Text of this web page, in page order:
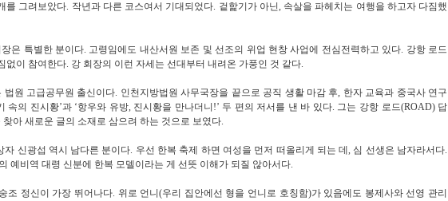
를 그려보았다. 작년과 다른 코스여서 기대되었다. 겉핥기가 아닌, 속살을 파헤치는 여행을 하고자 다짐했
은 특별한 분이다. 고령임에도 내산서원 보존 및 선조의 위업 현창 사업에 전심전력하고 있다. 강항 로드
없이 참여한다. 강 회장의 이런 자세는 선대부터 내려온 가풍인 것 같다.
법원 고급공무원 출신이다. 인천지방법원 사무국장을 끝으로 공직 생활 마감 후, 한자 교육과 중국사 연구
속의 진시황’과 ‘항우와 유방, 진시황을 만나더니 !’ 두 편의 저서를 낸 바 있다. 그는 강항 로드(ROAD)답
아 새로운 글의 소재로 삼으려 하는 것으로 보였다.
자 신광섭 역시 남다른 분이다. 우선 한복 축제 하면 여성을 먼저 떠올리게 되는 데, 심 선생은 남자라서다.
예비역 대령 신분에 한복 모델이라는 게 선뜻 이해가 되질 않아서다.
조 정신이 가장 뛰어나다. 위로 언니(우리 집안에선 형을 언니로 호칭함)가 있음에도 봉제사와 선영 관리